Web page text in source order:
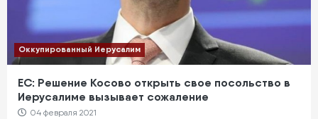
Оккупированный Иерусалим
ЕС: Решение Косово открыть свое посольство в
Иерусалиме вызывает сожаление
04 февраля 2021